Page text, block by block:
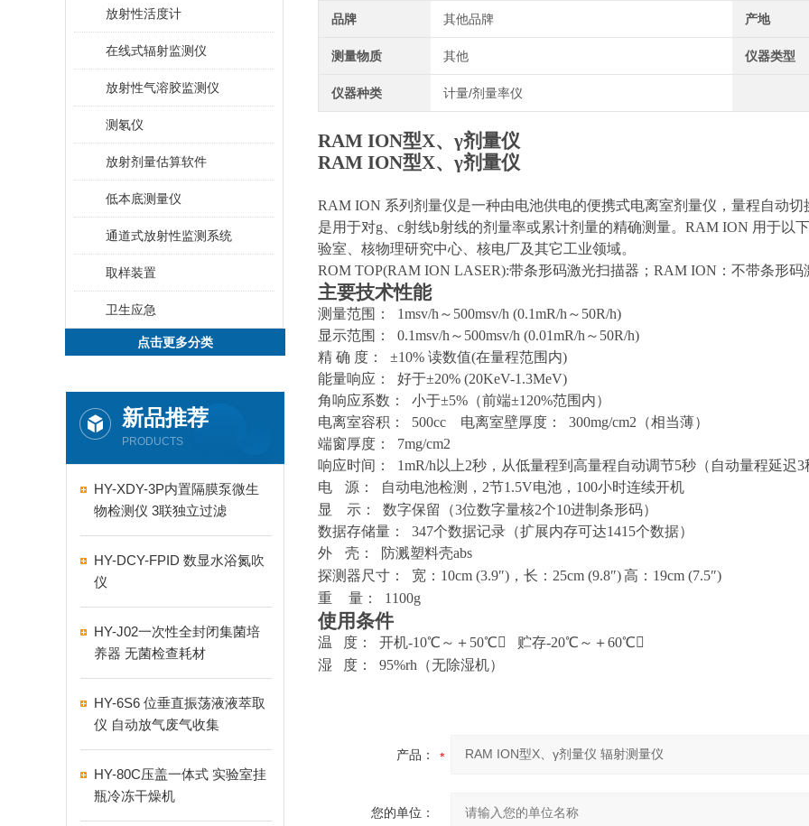
放射性活度计
在线式辐射监测仪
放射性气溶胶监测仪
测氡仪
放射剂量估算软件
低本底测量仪
通道式放射性监测系统
取样装置
卫生应急
点击更多分类
新品推荐
PRODUCTS
HY-XDY-3P内置隔膜泵微生
物检测仪 3联独立过滤
HY-DCY-FPID 数显水浴氮吹
仪
HY-J02一次性全封闭集菌培
养器 无菌检查耗材
HY-6S6 位垂直振荡液液萃取
仪 自动放气废气收集
HY-80C压盖一体式 实验室挂
瓶冷冻干燥机
品牌 其他品牌 产地
测量物质 其他 仪器类型
仪器种类 计量/剂量率仪
RAM ION型Χ、γ剂量仪
RAM ION型Χ、γ剂量仪
RAM ION 系列剂量仪是一种由电池供电的便携式电离室剂量仪，量程自动
是用于对g c射线b射线的剂量率或累计剂量的精确测量。 RAM ION 用于以
验室、核物理研究中心、核电厂及其它工业领域。
ROM TOP(RAM ION LASER):带条形码激光扫描器； RAM ION ：不带条形码
主要技术性能
测量范围： 1msv/h ～ 500msv/h (0.1mR/h ～ 50R/h)
显示范围： 0.1msv/h ～ 500msv/h (0.01mR/h ～ 50R/h)
精 确 度： ±10% 读数值(在量程范围内)
能量响应： 好于±20% (20KeV-1.3MeV)
角响应系数： 小于±5% （前端±120%范围内）
电离室容积： 500cc 电离室壁厚度： 300mg/cm2 （相当薄）
端窗厚度： 7mg/cm2
响应时间： 1mR/h以上2秒，从低量程到高量程自动调节5秒（自动量程延迟3
电
源： 自动电池检测， 2节1.5V电池， 100小时连续开机
显 示： 数字保留（3位数字量核2个10进制条形码）
数据存储量： 347个数据记录（扩展内存可达1415个数据）
外
壳： 防溅塑料壳abs
探测器尺寸： 宽： 10cm (3.9″) ，长： 25cm (9.8″)高： 19cm (7.5″)
重
量： 1100g
使用条件
温 度： 开机-10℃～＋ 50℃ 贮存-20℃～＋60℃
湿
度： 95%rh （无除湿机）
产品：
您的单位：